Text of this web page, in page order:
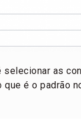
as
é o padrão